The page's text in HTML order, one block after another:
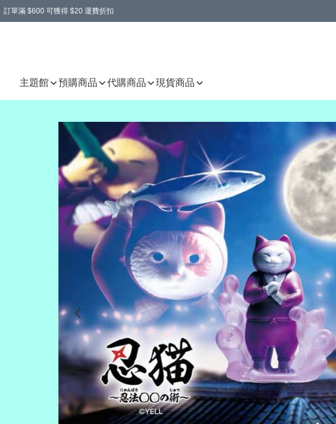
訂單滿 $600 可獲得 $20 運費折扣
主題館 預購商品 代購商品 現貨商品